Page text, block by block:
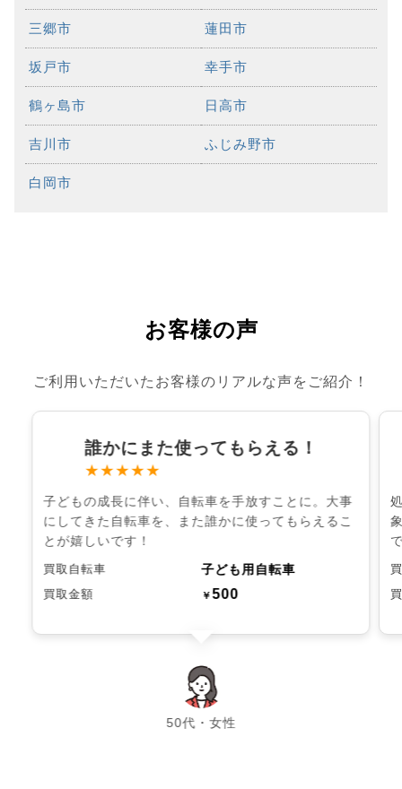
三郷市 蓮田市
坂戸市 幸手市
鶴ヶ島市 日高市
吉川市 ふじみ野市
白岡市
お客様の声
ご利用いただいたお客様のリアルな声をご紹介！
誰かにまた使ってもらえる！
★★★★★
子どもの成長に伴い、自転車を手放すことに。大事
にしてきた自転車を、また誰かに使ってもらえるこ
とが嬉しいです！
買取自転車 子ども用自転車
買取金額 ￥500
50代・女性
chevron_left chevron_right